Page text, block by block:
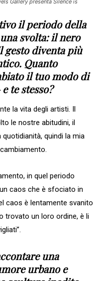
il periodo della
svolta: il nero
gesto diventa più
Quanto
il tuo modo di
te stesso?
la vita degli artisti. Il
le nostre abitudini, il
quindi la mia
in quel periodo
caos che è sfociato in
caos è lentamente svanito
trovato un loro ordine, è li
una
urbano e